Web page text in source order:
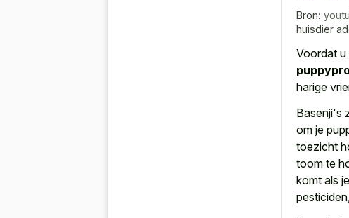
Bron:
huisdier
Voordat u
harige
Basenji's
om je
toezicht
toom te
komt als